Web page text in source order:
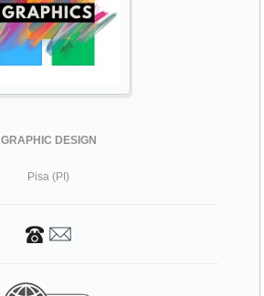
GRAPHIC DESIGN
Pisa (PI)